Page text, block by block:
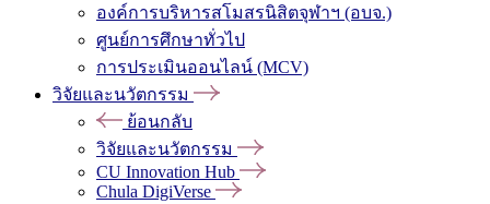
องค์การบริหารสโมสรนิสิตจุฬาฯ (อบจ.)
ศูนย์การศึกษาทั่วไป
การประเมินออนไลน์ (MCV)
วิจัยและนวัตกรรม
ย้อนกลับ
วิจัยและนวัตกรรม
CU Innovation Hub
Chula DigiVerse